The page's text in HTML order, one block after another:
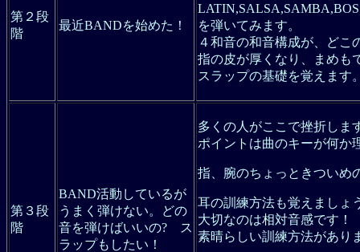
第２段
階
最近BANDを始めた！
を弾いてみます。
４和音の和音構成が、どこ
指の皮が厚くなり、まめも
スラップの基礎を覚えます
第３段
階
BAND活動しているが
うまく弾けない。どの
音を弾けばいいの? ス
ラップもしたい！
多くの人がここで挫折しま
ポイントは曲のキーが何か
指、腕のちょっときついめ
耳の訓練方法も覚えましょ
大切なのは相対音感です！
素晴らしい訓練方法があり